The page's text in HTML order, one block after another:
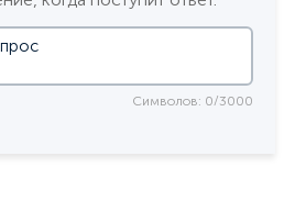
Символов: 0/3000